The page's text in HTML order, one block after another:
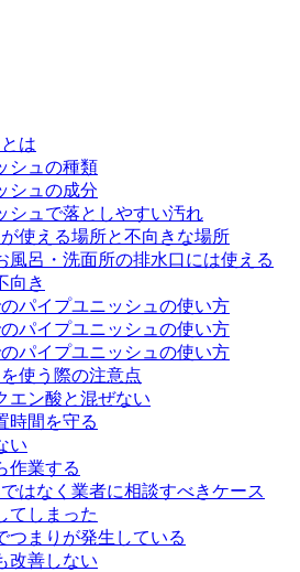
は
シュの種類
シュの成分
シュで落としやすい汚れ
使える場所と不向きな場所
風呂・洗面所の排水口には使える
向き
パイプユニッシュの使い方
パイプユニッシュの使い方
パイプユニッシュの使い方
使う際の注意点
エン酸と混ぜない
時間を守る
い
作業する
はなく業者に相談すべきケース
てしまった
つまりが発生している
改善しない